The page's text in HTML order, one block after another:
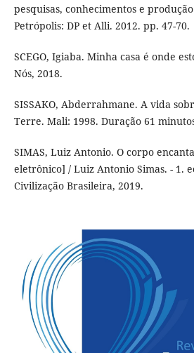
pesquisas, conhecimentos e
Petrópolis: DP et Alli. 2012. pp. 47-70.
SCEGO, Igiaba. Minha casa é onde
Nós, 2018.
SISSAKO, Abderrahmane. A vida
Terre. Mali: 1998. Duração 61
SIMAS, Luiz Antonio. O corpo
eletrônico] / Luiz Antonio Simas. - 1.
Civilização Brasileira, 2019.